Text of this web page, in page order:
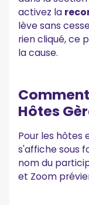
activez la
lève sans
rien cliqué, ce
la cause.
Hôtes
Pour les hôtes
s'affiche sous
nom du
et Zoom